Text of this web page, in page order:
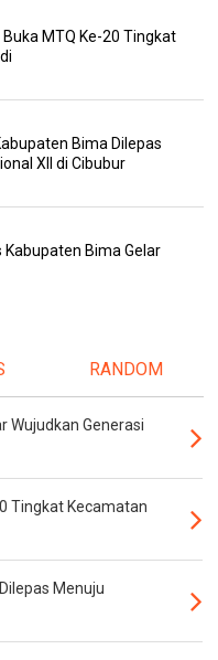
MTQ Ke-20 Tingkat
Bima Dilepas
XII di Cibubur
Bima Gelar
RANDOM
Wujudkan Generasi
Tingkat Kecamatan
Menuju